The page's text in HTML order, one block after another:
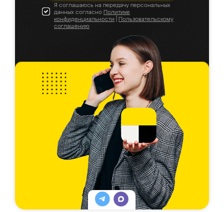
Я соглашаюсь на передачу персональных
данных согласно Политике
конфиденциальности
Пользовательскому
соглашению